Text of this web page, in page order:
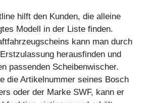
hilft den Kunden, die alleine
Modell in der Liste finden.
kann man durch
herausfinden und
passenden Scheibenwischer.
die Artikelnummer seines Bosch
oder der Marke SWF, kann er